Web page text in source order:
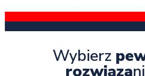
Wybierz
rozwiąza